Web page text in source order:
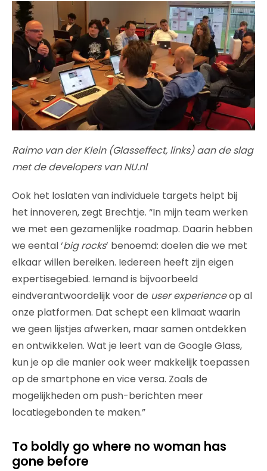
Raimo van der Klein (Glasseffect, links) aan de slag
met de developers van NU.nl
Ook het loslaten van individuele targets helpt bij
het innoveren, zegt Brechtje. “In mijn team werken
we met een gezamenlijke roadmap. Daarin hebben
we eental ‘big rocks’ benoemd: doelen die we met
elkaar willen bereiken. Iedereen heeft zijn eigen
expertisegebied. Iemand is bijvoorbeeld
eindverantwoordelijk voor de user experienceop al
onze platformen. Dat schept een klimaat waarin
we geen lijstjes afwerken, maar samen ontdekken
en ontwikkelen. Wat je leert van de Google Glass,
kun je op die manier ook weer makkelijk toepassen
op de smartphone en vice versa. Zoals de
mogelijkheden om push-berichten meer
locatiegebonden te maken.”
To boldly go where no woman has
gone before